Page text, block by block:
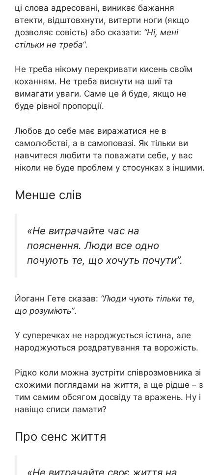
ці слова адресовані, виникає бажання
втекти, відштовхнути, витерти ноги (якщо
дозволяє совість) або сказати: “Ні, мені
стільки не треба“.
Не треба нікому перекривати кисень своїм
коханням. Не треба виснути на шиї та
вимагати уваги. Саме це й буде, якщо не
буде рівної пропорції.
Любов до себе має виражатися не в
самолюбстві, а в самоповазі. Як тільки ви
навчитеся любити та поважати себе, у вас
ніколи не буде проблем у стосунках з іншими.
Менше слів
«Не витрачайте час на
пояснення. Люди все одно
почують те, що хочуть почути”.
Йоганн Гете сказав: “Люди чують тільки те,
що розуміють”.
У суперечках не народжується істина, але
народжуються роздратування та ворожість.
Рідко коли можна зустріти співрозмовника зі
схожими поглядами на життя, а ще рідше – з
тим самим обсягом досвіду та вражень. Ну і
навіщо списи ламати?
Про сенс життя
«Не витрачайте своє життя на